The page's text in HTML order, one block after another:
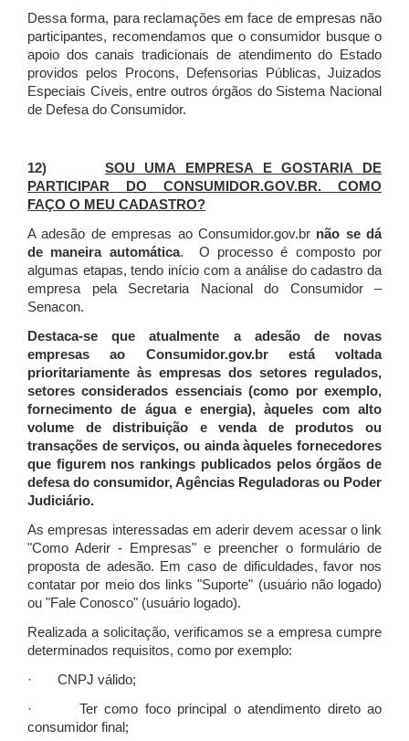
Dessa forma, para reclamações em face de empresas não
participantes, recomendamos que o consumidor busque o
apoio dos canais tradicionais de atendimento do Estado
providos pelos Procons, Defensorias Públicas, Juizados
Especiais Cíveis, entre outros órgãos do Sistema Nacional
de Defesa do Consumidor.
12) SOU UMA EMPRESA E GOSTARIA DE
PARTICIPAR DO CONSUMIDOR.GOV.BR. COMO
FAÇO O MEU CADASTRO?
A adesão de empresas ao Consumidor.gov.br não se dá
de maneira automática. O processo é composto por
algumas etapas, tendo início com a análise do cadastro da
empresa pela Secretaria Nacional do Consumidor –
Senacon.
Destaca-se que atualmente a adesão de novas
empresas ao Consumidor.gov.br está voltada
prioritariamente às empresas dos setores regulados,
setores considerados essenciais (como por exemplo,
fornecimento de água e energia), àqueles com alto
volume de distribuição e venda de produtos ou
transações de serviços, ou ainda àqueles fornecedores
que figurem nos rankings publicados pelos órgãos de
defesa do consumidor, Agências Reguladoras ou Poder
Judiciário.
As empresas interessadas em aderir devem acessar o link
"Como Aderir - Empresas" e preencher o formulário de
proposta de adesão. Em caso de dificuldades, favor nos
contatar por meio dos links "Suporte" (usuário não logado)
ou "Fale Conosco" (usuário logado).
Realizada a solicitação, verificamos se a empresa cumpre
determinados requisitos, como por exemplo:
· CNPJ válido;
· Ter como foco principal o atendimento direto ao
consumidor final;